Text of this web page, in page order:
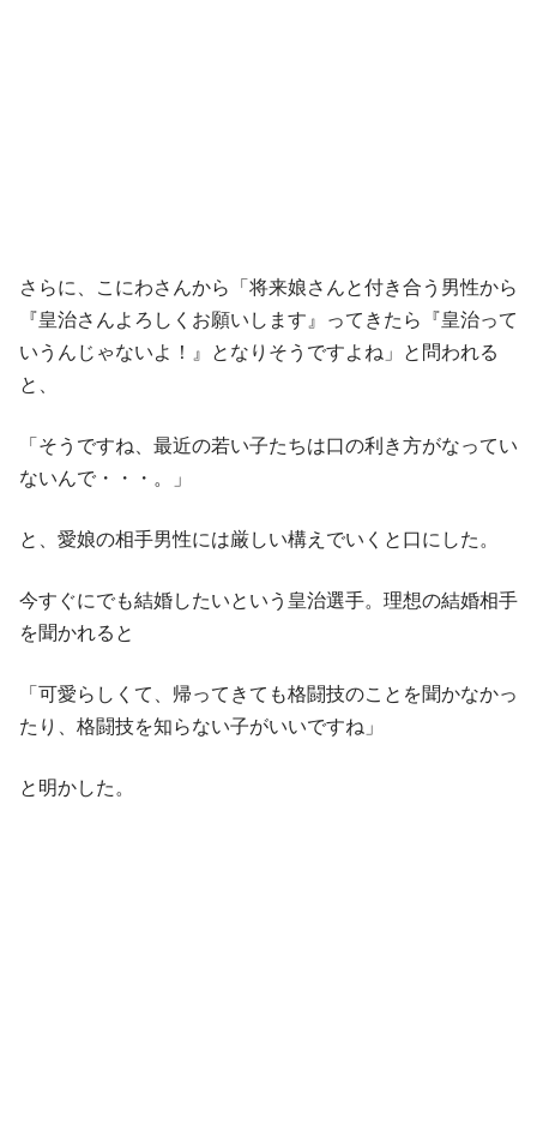
さらに、こにわさんから「将来娘さんと付き合う男性から
『皇治さんよろしくお願いします』ってきたら『皇治って
いうんじゃないよ！』となりそうですよね」と問われる
と、
「そうですね、最近の若い子たちは口の利き方がなってい
ないんで・・・。」
と、愛娘の相手男性には厳しい構えでいくと口にした。
今すぐにでも結婚したいという皇治選手。理想の結婚相手
を聞かれると
「可愛らしくて、帰ってきても格闘技のことを聞かなかっ
たり、格闘技を知らない子がいいですね」
と明かした。